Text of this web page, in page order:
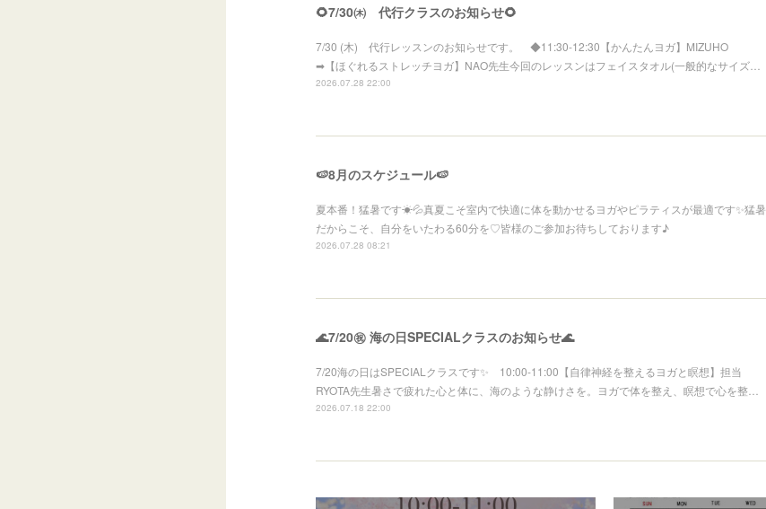
🌻7/30㈭ 代行クラスのお知らせ🌻
7/30 (木) 代行レッスンのお知らせです。 ◆11:30-12:30【かんたんヨガ】MIZUHO
➡【ほぐれるストレッチヨガ】NAO先生今回のレッスンはフェイスタオル(一般的なサイズ…
2026.07.28 22:00
🍉8月のスケジュール🍉
夏本番！猛暑です☀💦真夏こそ室内で快適に体を動かせるヨガやピラティスが最適です✨猛暑
だからこそ、自分をいたわる60分を♡皆様のご参加お待ちしております♪
2026.07.28 08:21
🌊7/20㊗ 海の日SPECIALクラスのお知らせ🌊
7/20海の日はSPECIALクラスです✨ 10:00-11:00【自律神経を整えるヨガと瞑想】担当
RYOTA先生暑さで疲れた心と体に、海のような静けさを。ヨガで体を整え、瞑想で心を整…
2026.07.18 22:00